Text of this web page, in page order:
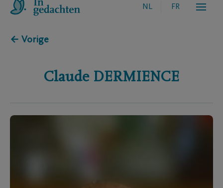
NL FR
← Vorige
Claude DERMIENCE